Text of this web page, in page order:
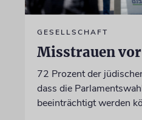
GESELLSCHAFT
Misstrauen
72 Prozent der
dass die
beeinträchtigt werden